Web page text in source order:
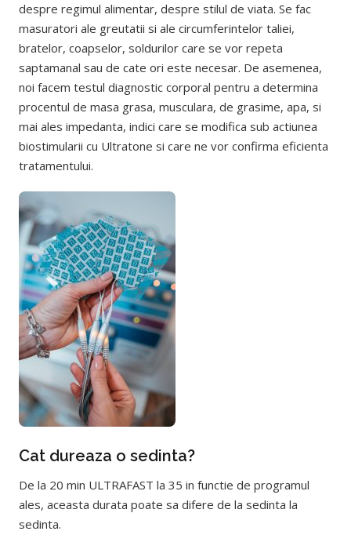
despre regimul alimentar, despre stilul de viata. Se fac
masuratori ale greutatii si ale circumferintelor taliei,
bratelor, coapselor, soldurilor care se vor repeta
saptamanal sau de cate ori este necesar. De asemenea,
noi facem testul diagnostic corporal pentru a determina
procentul de masa grasa, musculara, de grasime, apa, si
mai ales impedanta, indici care se modifica sub actiunea
biostimularii cu Ultratone si care ne vor confirma eficienta
tratamentului.
Cat dureaza o sedinta?
De la 20 min ULTRAFAST la 35 in functie de programul
ales, aceasta durata poate sa difere de la sedinta la
sedinta.